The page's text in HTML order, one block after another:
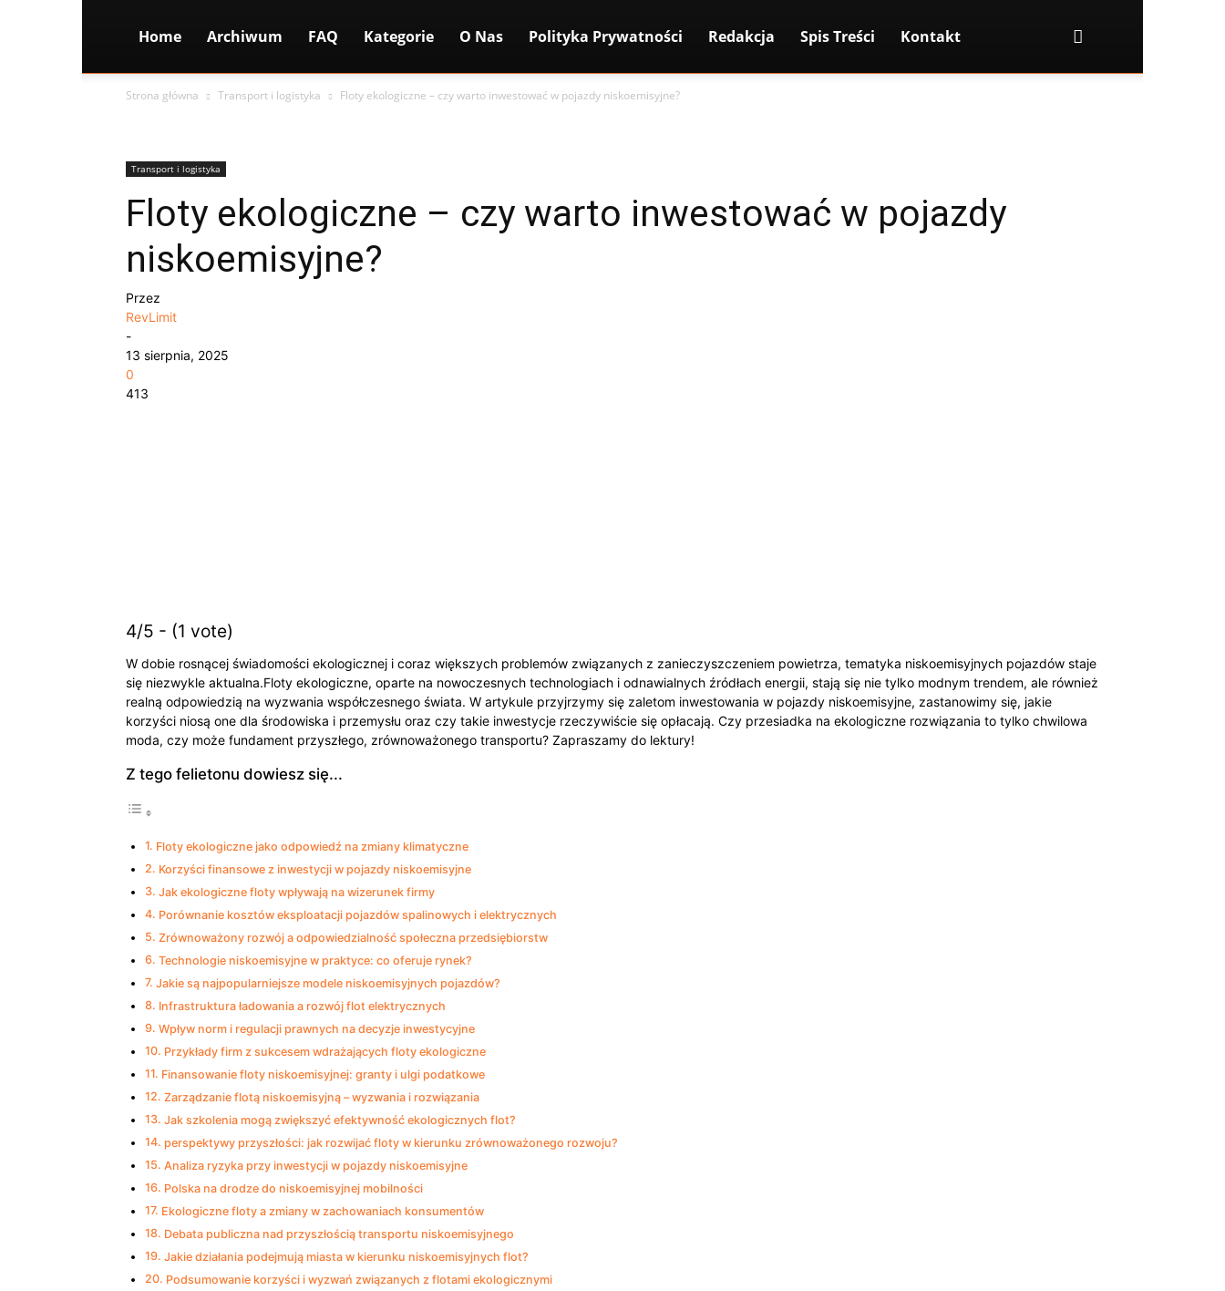
Home Archiwum FAQ Kategorie O Nas Polityka Prywatności Redakcja Spis Treści Kontakt
Strona główna Transport i logistyka Floty ekologiczne – czy warto inwestować w pojazdy niskoemisyjne?
Transport i logistyka
Floty ekologiczne – czy warto inwestować w pojazdy
niskoemisyjne?
Przez
RevLimit
-
13 sierpnia, 2025
0
413
4/5 - (1 vote)
W dobie rosnącej świadomości ekologicznej i coraz większych problemów związanych z zanieczyszczeniem powietrza, tematyka niskoemisyjnych pojazdów staje
się niezwykle aktualna.Floty ekologiczne, oparte na nowoczesnych technologiach i odnawialnych źródłach energii, stają się nie tylko modnym trendem, ale również
realną odpowiedzią na wyzwania współczesnego świata. W artykule przyjrzymy się zaletom inwestowania w pojazdy niskoemisyjne, zastanowimy się, jakie
korzyści niosą one dla środowiska i przemysłu oraz czy takie inwestycje rzeczywiście się opłacają. Czy przesiadka na ekologiczne rozwiązania to tylko chwilowa
moda, czy może fundament przyszłego, zrównoważonego transportu? Zapraszamy do lektury!
Z tego felietonu dowiesz się...
Floty ekologiczne jako odpowiedź na zmiany klimatyczne
Korzyści finansowe z inwestycji w pojazdy niskoemisyjne
Jak ekologiczne floty wpływają na wizerunek firmy
Porównanie kosztów eksploatacji pojazdów spalinowych i elektrycznych
Zrównoważony rozwój a odpowiedzialność społeczna przedsiębiorstw
Technologie niskoemisyjne w praktyce: co oferuje rynek?
Jakie są najpopularniejsze modele niskoemisyjnych pojazdów?
Infrastruktura ładowania a rozwój flot elektrycznych
Wpływ norm i regulacji prawnych na decyzje inwestycyjne
Przykłady firm z sukcesem wdrażających floty ekologiczne
Finansowanie floty niskoemisyjnej: granty i ulgi podatkowe
Zarządzanie flotą niskoemisyjną – wyzwania i rozwiązania
Jak szkolenia mogą zwiększyć efektywność ekologicznych flot?
perspektywy przyszłości: jak rozwijać floty w kierunku zrównoważonego rozwoju?
Analiza ryzyka przy inwestycji w pojazdy niskoemisyjne
Polska na drodze do niskoemisyjnej mobilności
Ekologiczne floty a zmiany w zachowaniach konsumentów
Debata publiczna nad przyszłością transportu niskoemisyjnego
Jakie działania podejmują miasta w kierunku niskoemisyjnych flot?
Podsumowanie korzyści i wyzwań związanych z flotami ekologicznymi